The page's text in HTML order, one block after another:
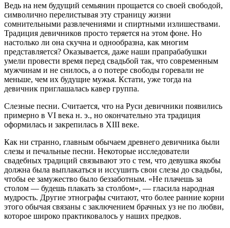
Ведь на нем будущий семьянин прощается со своей свободой,
символично перелистывая эту страницу жизни
сомнительными развлечениями и спиртными излишествами.
Традиция девичников просто теряется на этом фоне. Но
настолько ли она скучна и однообразна, как многим
представляется? Оказывается, даже наши прапрабабушки
умели провести время перед свадьбой так, что современным
мужчинам и не снилось, а о потере свободы горевали не
меньше, чем их будущие мужья. Кстати, уже тогда на
девичник приглашалась кавер группа.
Слезные песни. Считается, что на Руси девичники появились
примерно в VI века н. э., но окончательно эта традиция
оформилась и закрепилась в XIII веке.
Как ни странно, главным обычаем древнего девичника были
слезы и печальные песни. Некоторые исследователи
свадебных традиций связывают это с тем, что девушка якобы
должна была выплакаться и иссушить свои слезы до свадьбы,
чтобы ее замужество было беззаботным. «Не плачешь за
столом — будешь плакать за столбом», — гласила народная
мудрость. Другие этнографы считают, что более ранние корни
этого обычая связаны с заключением брачных уз не по любви,
которое широко практиковалось у наших предков.